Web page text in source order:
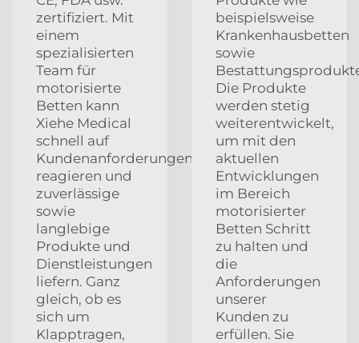
zertifiziert. Mit
einem
spezialisierten
Team für
motorisierte
Betten kann
Xiehe Medical
schnell auf
Kundenanforderungen
reagieren und
zuverlässige
sowie
langlebige
Produkte und
Dienstleistungen
liefern. Ganz
gleich, ob es
sich um
Klapptragen,
beispielsweise
Krankenhausbetten
sowie
Die Produkte
werden stetig
weiterentwickelt,
um mit den
aktuellen
Entwicklungen
im Bereich
motorisierter
Betten Schritt
zu halten und
die
Anforderungen
unserer
Kunden zu
erfüllen. Sie